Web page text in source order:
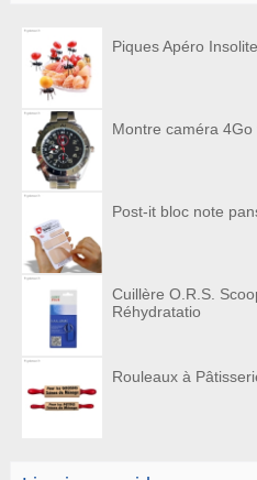
Piques Apéro
Montre caméra
Post-it bloc note
Cuillère O.R.S.
Réhydratatio
Rouleaux à